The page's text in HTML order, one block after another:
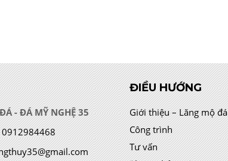
- ĐÁ MỸ NGHỆ 35
0912984468
ĐIỀU HƯỚNG
Giới thiệu – Lăng mộ đá
Công trình
Tư vấn